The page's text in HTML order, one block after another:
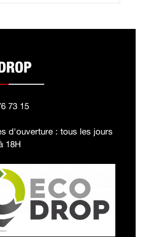
73 15
d'ouverture : tous les jours
18H